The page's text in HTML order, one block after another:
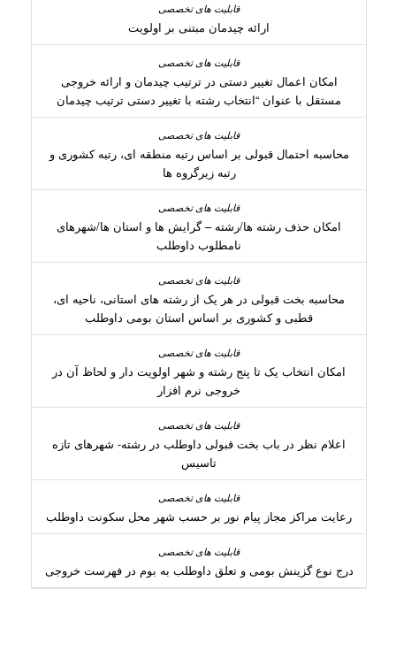
ارائه چیدمان مبتنی بر اولویت
امکان اعمال تغییر دستی در ترتیب چیدمان و ارائه خروجی
مستقل با عنوان “انتخاب رشته با تغییر دستی ترتیب چیدمان
محاسبه احتمال قبولی بر اساس رتبه منطقه ای، رتبه کشوری و
رتبه زیرگروه ها
امکان حذف رشته ها/رشته – گرایش ها و استان ها/شهرهای
نامطلوب داوطلب
محاسبه بخت قبولی در هر یک از رشته های استانی، ناحیه ای،
قطبی و کشوری بر اساس استان بومی داوطلب
امکان انتخاب یک تا پنج رشته و شهر اولویت دار و لحاظ آن در
خروجی نرم افزار
اعلام نظر در باب بخت قبولی داوطلب در رشته- شهرهای تازه
تاسیس
رعایت مراکز مجاز پیام نور بر حسب شهر محل سکونت داوطلب
درج نوع گزینش بومی و تعلق داوطلب به بوم در فهرست خروجی